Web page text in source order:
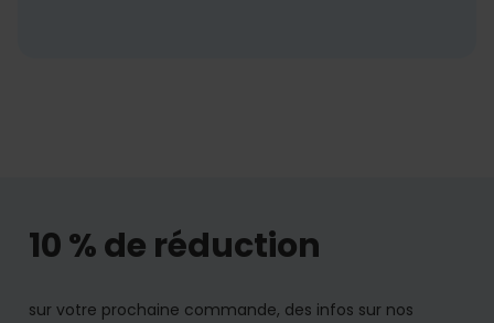
10 % de réduction
sur votre prochaine commande, des infos sur nos